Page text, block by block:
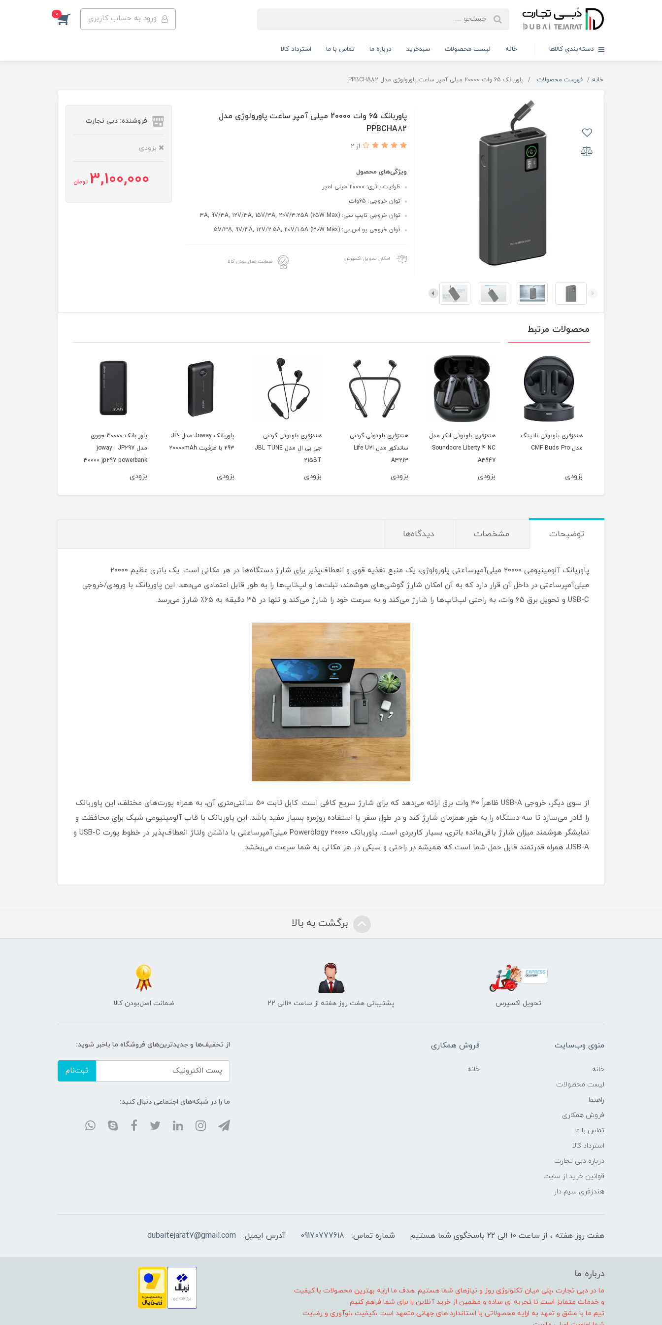
ورود به حساب کاربری 0
دسته‌بندی کالاها خانه لیست محصولات سبدخرید درباره ما تماس با ما استرداد کالا
خانه فهرست محصولات پاوربانک 65 وات 20000 میلی‌ آمپر ساعت پاورولوژی مدل PPBCHA82
پاوربانک 65 وات 20000 میلی‌ آمپر ساعت پاورولوژی مدل
PPBCHA82
از 2
ویژگی‌های محصول
ظرفیت باتری: 20000 میلی امپر
توان خروجی: 65وات
توان خروجی تایپ سی: 3A, 9V/3A, 12V/3A, 15V/3A, 20V/3.25A (65W Max)
توان خروجی یو اس بی: 5V/3A, 9V/3A, 12V/2.5A, 20V/1.5A (30W Max)
امکان تحویل اکسپرس ضمانت اصل بودن کالا
فروشنده: دبی تجارت
بزودی
3,100,000 تومان
محصولات مرتبط
هندزفری بلوتوثی ناتینگ
مدل CMF Buds Pro
بزودی
هندزفری بلوتوثی انکر مدل
Soundcore Liberty 4 NC
A3947
بزودی
هندزفری بلوتوثی گردنی
ساندکور مدل Life U2i
A3213
بزودی
هندزفری بلوتوثی گردنی
جی بی ال مدل JBL TUNE
215BT
بزودی
پاوربانک Joway مدل JP-
293 با ظرفیت 20000mAh
بزودی
پاور بانک 30000 جووی
مدل JP297 ا joway
30000 jp297 powerbank
بزودی
توضیحات مشخصات دیدگاه‌ها
پاوربانک آلومینیومی ۲۰۰۰۰ میلی‌آمپرساعتی پاورولوژی، یک منبع تغذیه قوی و انعطاف‌پذیر برای شارژ دستگاه‌ها در هر مکانی است. یک باتری عظیم ۲۰۰۰۰
میلی‌آمپرساعتی در داخل آن قرار دارد که به آن امکان شارژ گوشی‌های هوشمند، تبلت‌ها و لپ‌تاپ‌ها را به طور قابل اعتمادی می‌دهد. این پاوربانک با ورودی/خروجی
USB-C و تحویل برق ۶۵ وات، به راحتی لپ‌تاپ‌ها را شارژ می‌کند و به سرعت خود را شارژ می‌کند و تنها در ۳۵ دقیقه به ۶۵٪ شارژ می‌رسد.
از سوی دیگر، خروجی USB-A ظاهراً ۳۰ وات برق ارائه می‌دهد که برای شارژ سریع کافی است. کابل ثابت ۵۰ سانتی‌متری آن، به همراه پورت‌های مختلف، این پاوربانک
را قادر می‌سازد تا سه دستگاه را به طور همزمان شارژ کند و در طول سفر یا استفاده روزمره بسیار مفید باشد. این پاوربانک با قاب آلومینیومی شیک برای محافظت و
نمایشگر هوشمند میزان شارژ باقی‌مانده باتری، بسیار کاربردی است. پاوربانک Powerology 20000 میلی‌آمپرساعتی با داشتن ولتاژ انعطاف‌پذیر در خطوط پورت USB-C و
USB-A، همراه قدرتمند قابل حمل شما است که همیشه در راحتی و سبکی در هر مکانی به شما سرعت می‌بخشد.
برگشت به بالا
تحویل اکسپرس پشتیبانی هفت روز هفته از ساعت 10الی 22 ضمانت اصل‌بودن کالا
منوی وب‌سایت
خانه
لیست محصولات
راهنما
فروش همکاری
تماس با ما
استرداد کالا
درباره دبی تجارت
قوانین خرید از سایت
هندزفری سیم دار
فروش همکاری
خانه
از تخفیف‌ها و جدیدترین‌های فروشگاه ما باخبر شوید:
ثبت‌نام
ما را در شبکه‌های اجتماعی دنبال کنید:
هفت روز هفته ، از ساعت 10 الی 22 پاسخگوی شما هستیم شماره تماس: 09170777618 آدرس ایمیل: dubaitejarat7@gmail.com
درباره ما
ما در دبی تجارت ،پلی میان تکنولوژی روز و نیازهای شما هستیم .هدف ما ارایه بهترین محصولات با کیفیت
و خدمات متمایز است تا تجربه ای ساده و مطمین از خرید آنلاین را برای شما فراهم کنیم
تیم ما با عشق و تعهد به ارایه محصولاتی با استاندارد های جهانی متعهد است ،کیفیت ،نوآوری و رضایت